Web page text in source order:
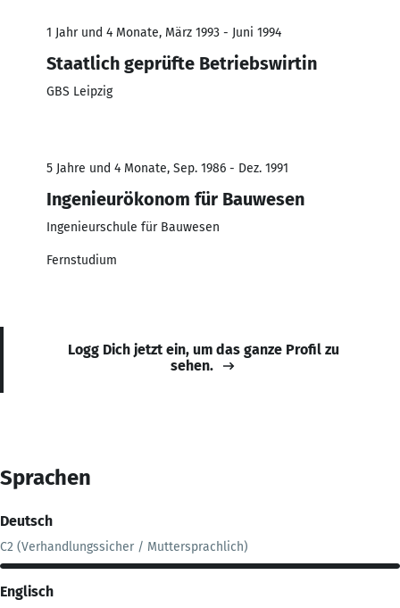
1 Jahr und 4 Monate, März 1993 - Juni 1994
Staatlich geprüfte Betriebswirtin
GBS Leipzig
5 Jahre und 4 Monate, Sep. 1986 - Dez. 1991
Ingenieurökonom für Bauwesen
Ingenieurschule für Bauwesen
Fernstudium
Logg Dich jetzt ein, um das ganze Profil zu
sehen.
Sprachen
Deutsch
C2 (Verhandlungssicher / Muttersprachlich)
Englisch